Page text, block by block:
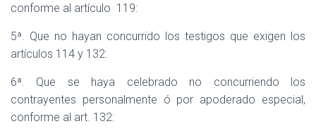
conforme al artículo 119:
5ª. Que no hayan concurrido los testigos que exigen los
artículos 114 y 132:
6ª. Que se haya celebrado no concurriendo los
contrayentes personalmente ó por apoderado especial,
conforme al art. 132: